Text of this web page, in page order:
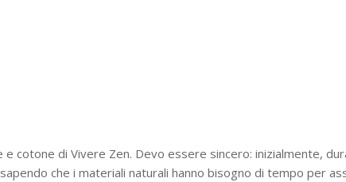
cotone di Vivere Zen. Devo essere sincero: inizialmente,
che i materiali naturali hanno bisogno di tempo per